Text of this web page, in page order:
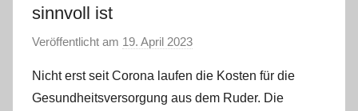
sinnvoll ist
Veröffentlicht am 19. April 2023
n
a
Nicht erst seit Corona laufen die Kosten für die
Gesundheitsversorgung aus dem Ruder. Die